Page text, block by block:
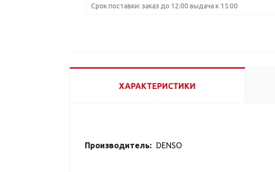
Срок поставки: заказ до 12:00 выдача к 15:00
ХАРАКТЕРИСТИКИ
Производитель: DENSO